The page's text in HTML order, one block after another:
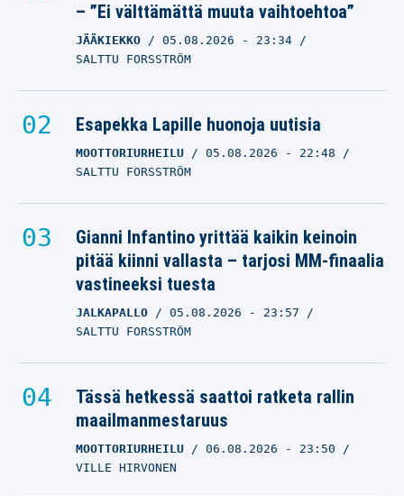
– ”Ei välttämättä muuta vaihtoehtoa”
JÄÄKIEKKO 05.08.2026 - 23:34
SALTTU FORSSTRÖM
Esapekka Lapille huonoja uutisia
MOOTTORIURHEILU 05.08.2026 - 22:48
SALTTU FORSSTRÖM
Gianni Infantino yrittää kaikin keinoin
pitää kiinni vallasta – tarjosi MM-finaalia
vastineeksi tuesta
JALKAPALLO 05.08.2026 - 23:57
SALTTU FORSSTRÖM
Tässä hetkessä saattoi ratketa rallin
maailmanmestaruus
MOOTTORIURHEILU 06.08.2026 - 23:50
VILLE HIRVONEN